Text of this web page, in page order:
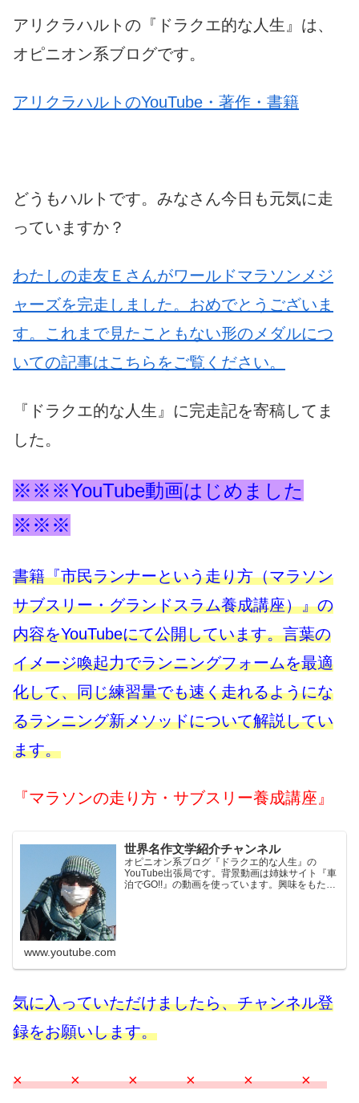
アリクラハルトの『ドラクエ的な人生』は、
オピニオン系ブログです。
アリクラハルトのYouTube・著作・書籍
どうもハルトです。みなさん今日も元気に走
っていますか？
わたしの走友Ｅさんがワールドマラソンメジ
ャーズを完走しました。おめでとうございま
す。これまで見たこともない形のメダルにつ
いての記事はこちらをご覧ください。
『ドラクエ的な人生』に完走記を寄稿してま
した。
※※※YouTube動画はじめました
※※※
書籍『市民ランナーという走り方（マラソン
サブスリー・グランドスラム養成講座）』の
内容をYouTubeにて公開しています。言葉の
イメージ喚起力でランニングフォームを最適
化して、同じ練習量でも速く走れるようにな
るランニング新メソッドについて解説してい
ます。
『マラソンの走り方・サブスリー養成講座』
世界名作文学紹介チャンネル
オピニオン系ブログ『ドラクエ的な人生』の
YouTube出張局です。背景動画は姉妹サイト『車
泊でGO!!』の動画を使っています。興味をもたれ
www.youtube.com
気に入っていただけましたら、チャンネル登
録をお願いします。
× × × × × ×